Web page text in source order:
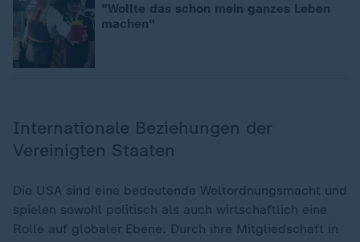
"Wollte das schon mein ganzes Leben
machen"
Internationale Beziehungen der
Vereinigten Staaten
Die USA sind eine bedeutende Weltordnungsmacht und
spielen sowohl politisch als auch wirtschaftlich eine
Rolle auf globaler Ebene. Durch ihre Mitgliedschaft in